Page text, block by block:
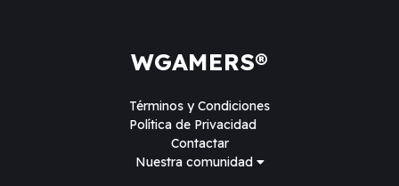
WGAMERS®
Términos y Condiciones
Política de Privacidad
Contactar
Nuestra comunidad